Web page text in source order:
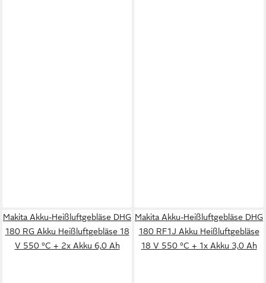
Makita Akku-Heißluftgebläse DHG
180 RG Akku Heißluftgebläse 18
V 550 °C + 2x Akku 6,0 Ah
Makita Akku-Heißluftgebläse DHG
180 RF1J Akku Heißluftgebläse
18 V 550 °C + 1x Akku 3,0 Ah